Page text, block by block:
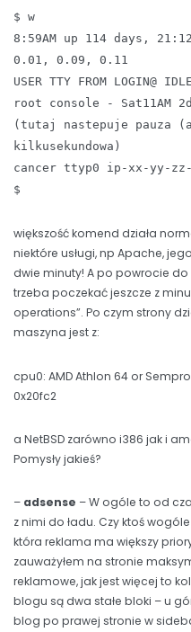
$ w
8:59AM up 114 days,
0.01, 0.09, 0.11
USER TTY FROM LOGIN@
root console - Sat11AM
(tutaj nastepuje pauza (a
kilkusekundowa)
cancer ttyp0 ip-xx-yy-zz-
$
większość komend działa
niektóre usługi, np Apache,
dwie minuty! A po powrocie
trzeba poczekać jeszcze z
operations”. Po czym strony
maszyna jest z:
cpu0: AMD Athlon 64 or
0x20fc2
a NetBSD zarówno i386 jak i
Pomysły jakieś?
– adsense – W ogóle to od
z nimi do ładu. Czy ktoś
która reklama ma większy
zauważyłem na stronie
reklamowe, jak jest więcej to
blogu są dwa stałe bloki – u
blog po prawej stronie w